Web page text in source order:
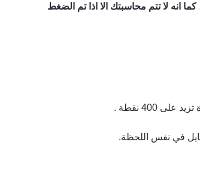
انه لا تتم محاسبتك الا اذا تم الضغط